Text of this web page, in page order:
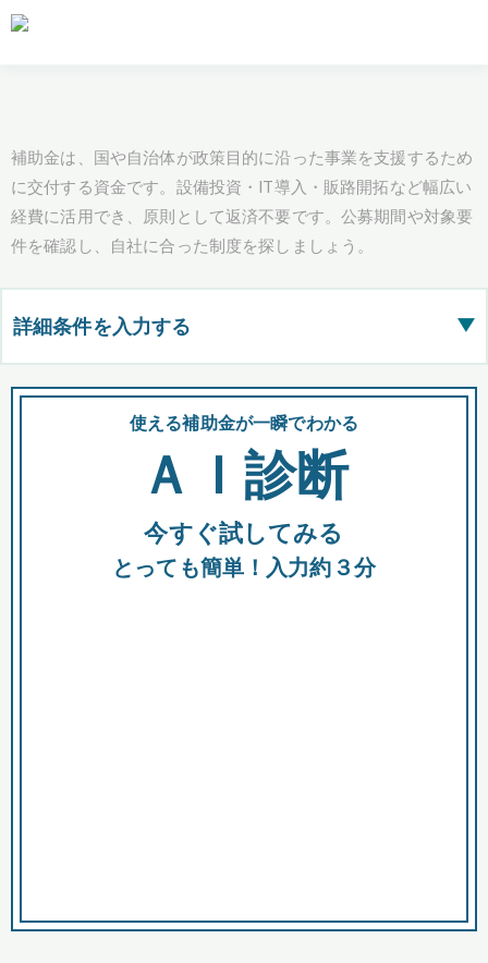
補助金は、国や自治体が政策目的に沿った事業を支援するため
に交付する資金です。設備投資・IT導入・販路開拓など幅広い
経費に活用でき、原則として返済不要です。公募期間や対象要
件を確認し、自社に合った制度を探しましょう。
詳細条件を入力する ▶
都道府県
全国の検索結果を含めて表示
助成金 融資 出資
使える補助金が一瞬でわかる
ＡＩ診断
今すぐ試してみる
とっても簡単！入力約３分